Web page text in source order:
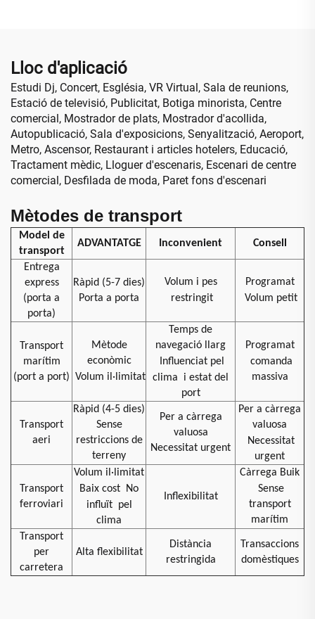
Lloc d'aplicació
Estudi Dj, Concert, Església, VR Virtual, Sala de reunions,
Estació de televisió, Publicitat, Botiga minorista, Centre
comercial, Mostrador de plats, Mostrador d'acollida,
Autopublicació, Sala d'exposicions, Senyalització, Aeroport,
Metro, Ascensor, Restaurant i articles hotelers, Educació,
Tractament mèdic, Lloguer d'escenaris, Escenari de centre
comercial, Desfilada de moda, Paret fons d'escenari
Mètodes de transport
Model de
transport
ADVANTATGE Inconvenient Consell
Entrega
express
(porta a
porta)
Ràpid (5-7 dies)
Porta a porta
Volum i pes
restringit
Programat
Volum petit
Transport
marítim
(port a port)
Mètode
econòmic
Volum il·limitat
Temps de
navegació llarg
Influenciat pel
clima
i estat del
port
Programat
comanda
massiva
Transport
aeri
Ràpid (4-5 dies)
Sense
restriccions de
terreny
Per a càrrega
valuosa
Necessitat urgent
Per a càrrega
valuosa
Necessitat
urgent
Transport
ferroviari
Volum il·limitat
Baix cost
No
influït pel
clima
Inflexibilitat
Càrrega Buik
Sense
transport
marítim
Transport
per
carretera
Alta flexibilitat
Distància
restringida
Transaccions
domèstiques